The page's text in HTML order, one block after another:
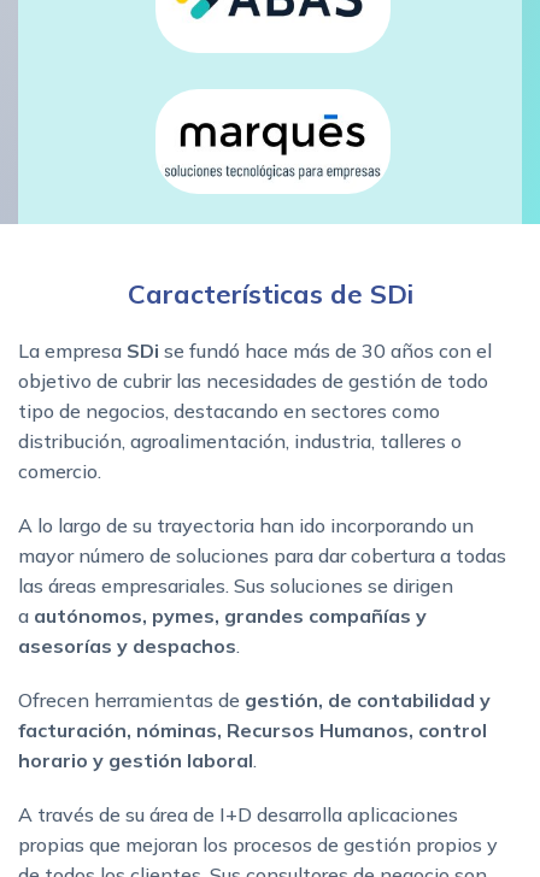
Características de SDi
La empresa SDi se fundó hace más de 30 años con el
objetivo de cubrir las necesidades de gestión de todo
tipo de negocios, destacando en sectores como
distribución, agroalimentación, industria, talleres o
comercio.
A lo largo de su trayectoria han ido incorporando un
mayor número de soluciones para dar cobertura a todas
las áreas empresariales. Sus soluciones se dirigen
a autónomos, pymes, grandes compañías y
asesorías y despachos
Ofrecen herramientas de gestión, de contabilidad y
facturación, nóminas, Recursos Humanos, control
horario y gestión laboral
A través de su área de I+D desarrolla aplicaciones
propias que mejoran los procesos de gestión propios y